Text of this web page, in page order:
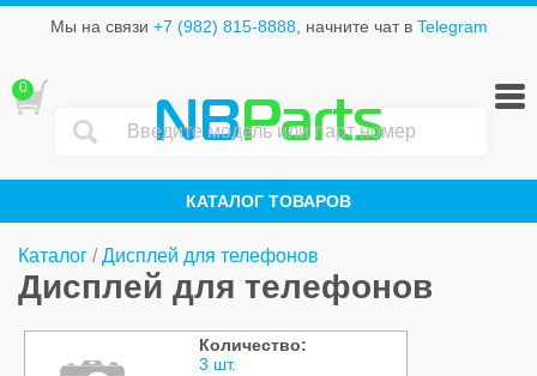
Мы на связи +7 (982) 815-8888, начните чат в Telegram
NBParts
КАТАЛОГ ТОВАРОВ
0
Каталог /Дисплей для телефонов
Дисплей для телефонов
Количество:
3 шт.